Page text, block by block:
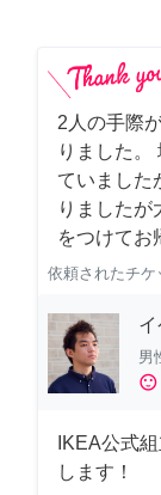
2人の手際
りました。
ていました
りましたが
をつけてお
依頼されたチケ
男
sentiment_satisfied
IKEA公式
します！